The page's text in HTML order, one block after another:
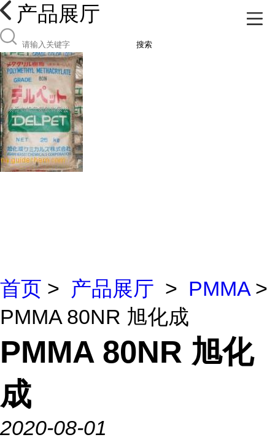
产品展厅
搜索
首页 > 产品展厅 > PMMA >
PMMA 80NR 旭化成
PMMA 80NR 旭化
成
2020-08-01